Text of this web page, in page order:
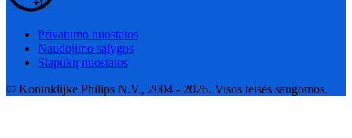
Privatumo nuostatos
Naudojimo sąlygos
Slapukų nuostatos
© Koninklijke Philips N.V., 2004 - 2026. Visos teisės saugomos.